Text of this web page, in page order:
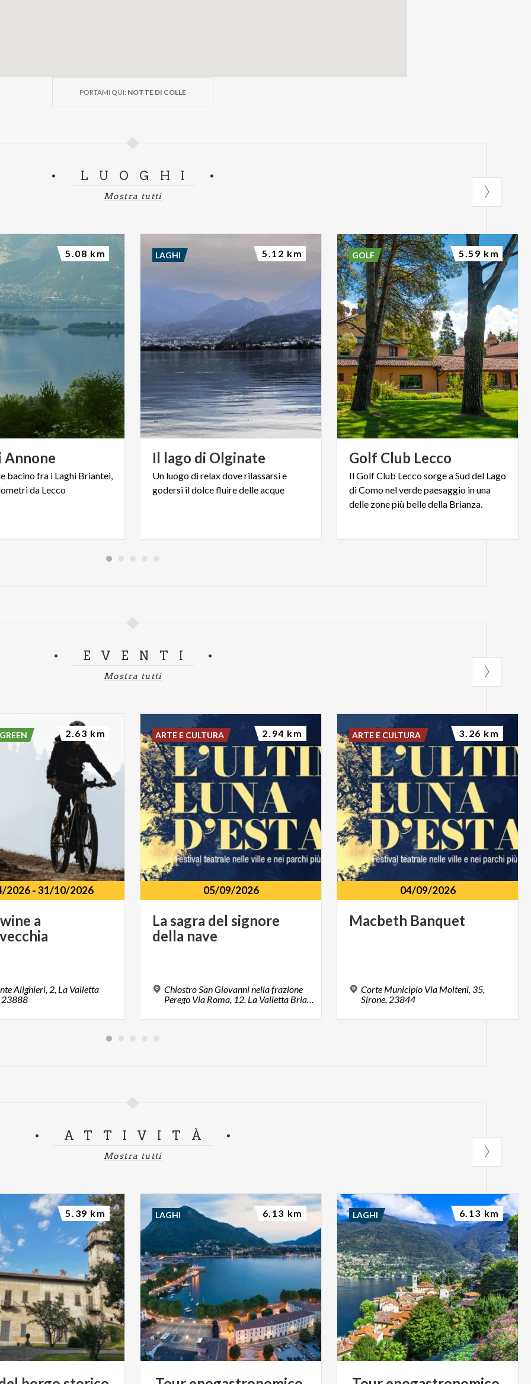
PORTAMI QUI: NOTTE DI COLLE
LUOGHI
Mostra tutti
Annone
bacinofra i Laghi Briantei,
da Lecco
5.08 km
Il lago di Olginate
Un luogodirelaxdoverilassarsie
godersi ildolcefluiredelleacque
LAGHI 5.12 km
Golf Club Lecco
Il Golf Club Lecco sorge a Sud del Lago
di Como nel verde paesaggio in una
delle zone più belle della Brianza.
GOLF 5.59 km
EVENTI
Mostra tutti
2026-31/10/2026
wine a
Alighieri, 2, La Valletta
23888
2.63 km
05/09/2026
La sagra del signore
della nave
Chiostro San Giovanni nella frazione
Perego Via Roma, 12, La Valletta Brianza, 23888
ARTE E CULTURA 2.94 km
04/09/2026
Macbeth Banquet
Corte Municipio Via Molteni, 35,
Sirone, 23844
ARTE E CULTURA 3.26 km
ATTIVITÀ
Mostra tutti
5.39 km LAGHI 6.13 km LAGHI 6.13 km